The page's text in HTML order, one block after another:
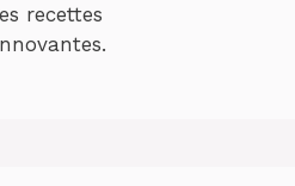
recettes